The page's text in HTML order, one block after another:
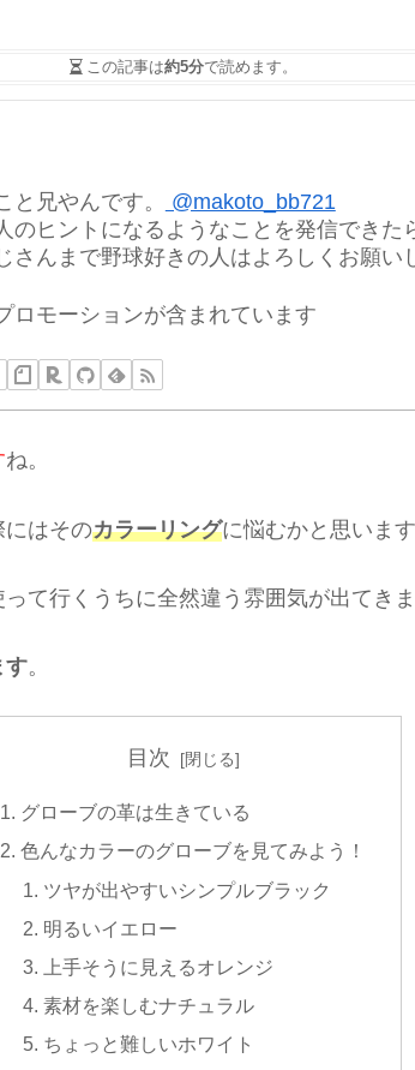
この記事は約5分で読めます。
と兄やんです。
@makoto_bb721
のヒントになるようなことを発信できた
さんまで野球好きの人はよろしくお願い
ロモーションが含まれています
ね。
にはそのカラーリングに悩むかと思います
て行くうちに全然違う雰囲気が出てきま
す。
目次
グローブの革は生きている
色んなカラーのグローブを見てみよう！
ツヤが出やすいシンプルブラック
明るいイエロー
上手そうに見えるオレンジ
素材を楽しむナチュラル
ちょっと難しいホワイト